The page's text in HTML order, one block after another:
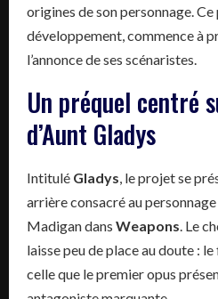
origines de son personnage.
développement, commence à
l’annonce de ses scénaristes.
Un préquel centré
d’Aunt Gladys
Intitulé Gladys , le projet se
arrière consacré au
Madigan dans Weapons . Le
laisse peu de place au doute :
celle que le premier opus